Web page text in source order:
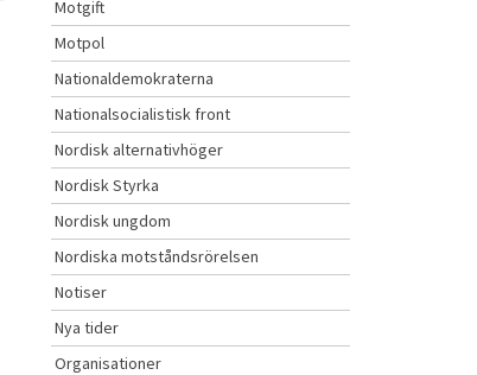
Motgift
Motpol
Nationaldemokraterna
Nationalsocialistisk front
Nordisk alternativhöger
Nordisk Styrka
Nordisk ungdom
Nordiska motståndsrörelsen
Notiser
Nya tider
Organisationer